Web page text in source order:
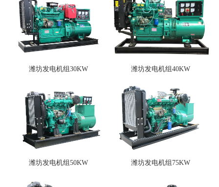
潍坊发电机组30KW 潍坊发电机组40KW
潍坊发电机组50KW 潍坊发电机组75KW